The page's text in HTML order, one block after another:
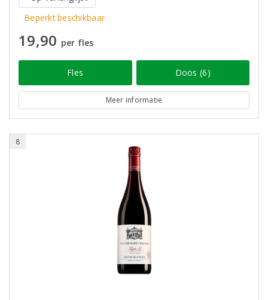
Beperkt beschikbaar
19,90 per fles
Fles Doos (6)
Meer informatie
8